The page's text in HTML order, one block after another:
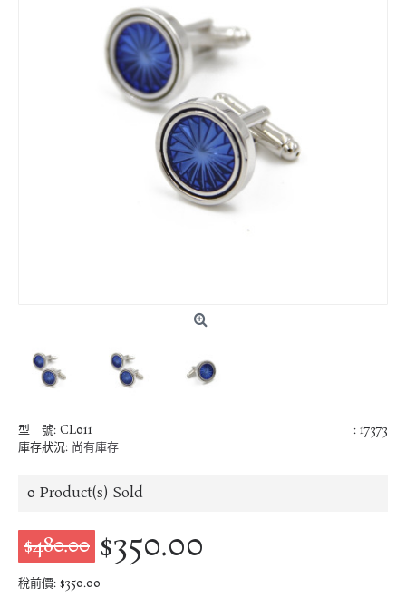
: 17373
型 號: CL011
庫存狀況: 尚有庫存
0 Product(s) Sold
$480.00 $350.00
稅前價: $350.00